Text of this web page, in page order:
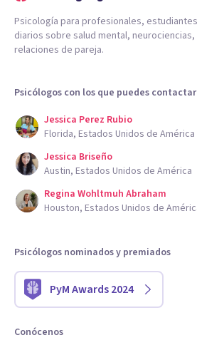
Psicología para profesionales,
diarios sobre salud mental,
relaciones de pareja.
Psicólogos con los que puedes contactar
Jessica Perez Rubio
Florida, Estados Unidos de América
Jessica Briseño
Austin, Estados Unidos de América
Regina Wohltmuh Abraham
Houston, Estados Unidos de
Psicólogos nominados y premiados
PyM Awards 2024
Conócenos